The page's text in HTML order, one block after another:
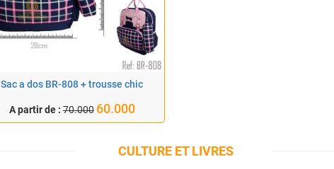
Sac a dos BR-808 + trousse chic
A partir de :70.000 60.000
CULTURE ET LIVRES